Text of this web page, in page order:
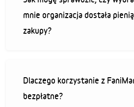
mnie organizacja dostała
zakupy?
Dlaczego korzystanie z
bezpłatne?